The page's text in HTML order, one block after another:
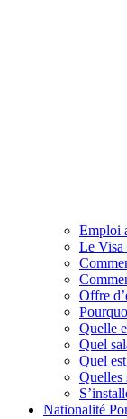
Emploi
Le Visa
Offre
Quelle
Quel
Quel
Quelles
Nationalité